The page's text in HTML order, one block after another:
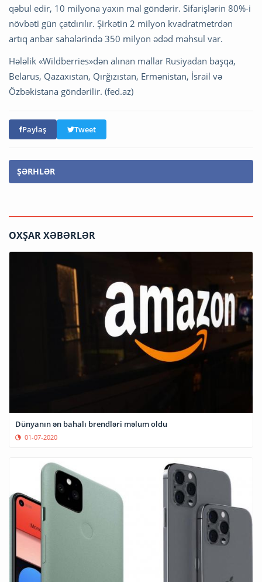
qəbul edir, 10 milyona yaxın mal göndərir. Sifarişlərin 80%-i
növbəti gün çatdırılır. Şirkətin 2 milyon kvadratmetrdən
artıq anbar sahələrində 350 milyon ədəd məhsul var.
Hələlik «Wildberries»dən alınan mallar Rusiyadan başqa,
Belarus, Qazaxıstan, Qırğızıstan, Ermənistan, İsrail və
Özbəkistana göndərilir. (fed.az)
Paylaş Tweet
ŞƏRHLƏR
OXŞAR XƏBƏRLƏR
Dünyanın ən bahalı brendləri məlum oldu
01-07-2020